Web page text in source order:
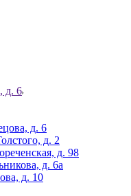
д. 6
д. 6
д. 2
д. 98
д. 6а
д. 10